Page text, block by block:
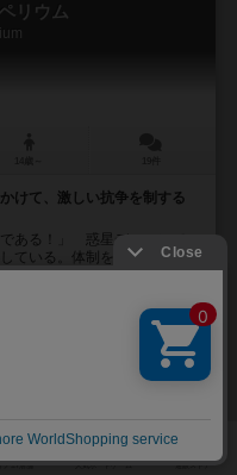
リウム
けて、激しい抗争を制する
ある！」 惑星デューンで
ている。体制を維持したい
を練り暗躍す...
798
持ってる